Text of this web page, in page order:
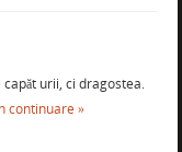
urii, ci dragostea.
continuare »